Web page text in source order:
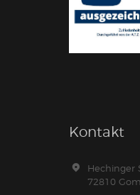
Kontakt
Hechinger
72810